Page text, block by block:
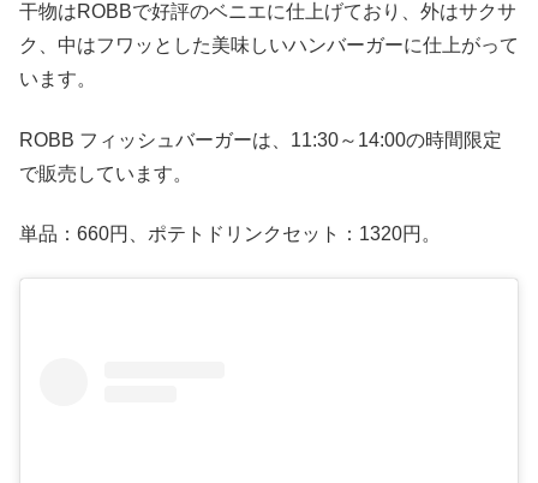
干物はROBBで好評のベニエに仕上げており、外はサクサ
ク、中はフワッとした美味しいハンバーガーに仕上がって
います。
ROBB フィッシュバーガーは、11:30～14:00の時間限定
で販売しています。
単品：660円、ポテトドリンクセット：1320円。